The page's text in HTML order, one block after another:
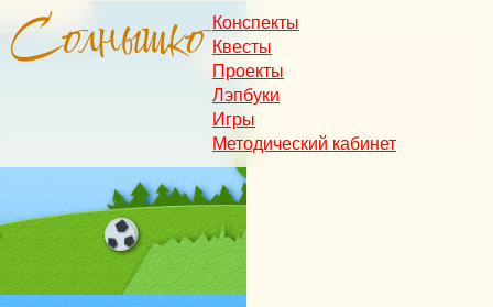
Конспекты
Квесты
Проекты
Лэпбуки
Игры
Методический кабинет